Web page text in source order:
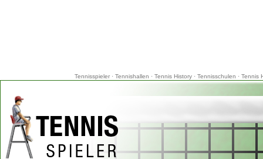
Tennisspieler· Tennishallen · Tennis History· Tennisschulen · Tennis